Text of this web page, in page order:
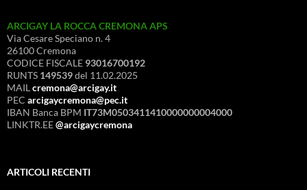
ARCIGAY LA ROCCA CREMONA APS
Via Cesare Speciano n. 4
26100 Cremona
CODICE FISCALE 93016700192
RUNTS 149539del 11.02.2025
MAIL cremona@arcigay.it
PEC arcigaycremona@pec.it
IBAN Banca BPM IT73M0503411410000000004000
LINKTR.EE@arcigaycremona
ARTICOLI RECENTI